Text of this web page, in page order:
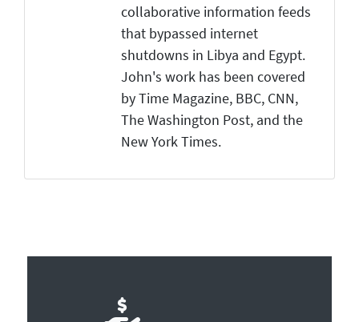
collaborative information feeds
that bypassed internet
shutdowns in Libya and Egypt.
John's work has been covered
by Time Magazine, BBC, CNN,
The Washington Post, and the
New York Times.